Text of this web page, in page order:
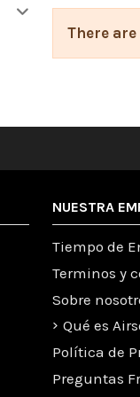
La marca
permiten
ASG
CQB o
There
NUESTRA
Tiempo de
Terminos y
Sobre
Qué es
Política de
Preguntas